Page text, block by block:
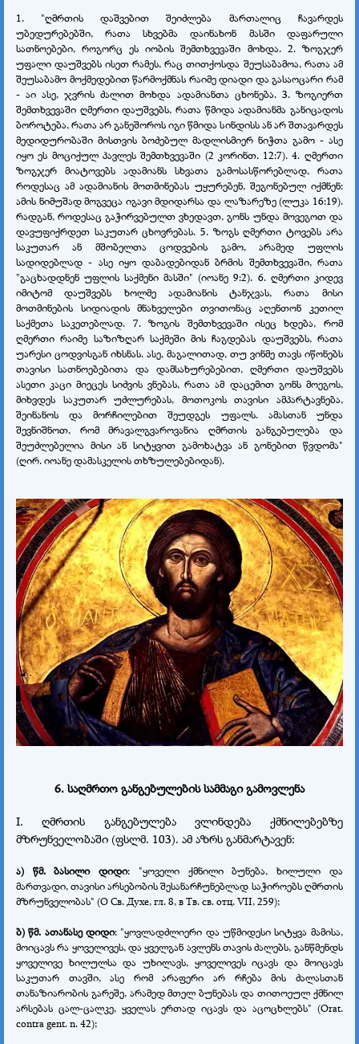
1. "ღმრთის დაშვებით შეიძლება მართალიც ჩავარდეს
უბედურებებში, რათა სხვებმა დაინახონ მასში დაფარული
სათნოებები, როგორც ეს იობის შემთხვევაში მოხდა. 2. ზოგჯერ
უფალი დაუშვებს ისეთ რამეს, რაც თითქოსდა შეუსაბამოა, რათა ამ
შეუსაბამო მოქმედებით წარმოქმნას რაიმე დიადი და გასაოცარი რამ
- აი ასე, ჯვრის ძალით მოხდა ადამიანთა ცხონება. 3. ზოგიერთ
შემთხვევაში ღმერთი დაუშვებს, რათა წმიდა ადამიანმა განიცადოს
ბოროტება, რათა არ განეშოროს იგი წმიდა სინდისს ან არ შთავარდეს
მედიდურობაში მისთვის ბოძებულ მადლისმიერ ნიჭთა გამო - ასე
იყო ეს მოციქულ პავლეს შემთხვევაში (2 კორინთ. 12:7). 4. ღმერთი
ზოგჯერ მიატოვებს ადამიანს სხვათა გამოსასწორებლად, რათა
როდესაც ამ ადამიანის მოთმინებას უყურებენ, შეგონებულ იქმნენ:
ამის ნიმუშად მოგვეცა იგავი მდიდარსა და ლაზარეზე (ლუკა 16:19).
რადგან, როდესაც გაჭირვებულთ ვხედავთ, გონს უნდა მოვეგოთ და
დავუფიქრდეთ საკუთარ ცხოვრებას. 5. ზოგს ღმერთი ტოვებს არა
საკუთარ ან მშობელთა ცოდვების გამო, არამედ უფლის
სადიდებლად - ასე იყო დაბადებიდან ბრმის შემთხვევაში, რათა
"გაცხადდნენ უფლის საქმენი მასში" (იოანე 9:2). 6. ღმერთი კიდევ
იმიტომ დაუშვებს ხოლმე ადამიანის ტანჯვას, რათა მისი
მოთმინების სიდიადის მნახველები თვითონაც აღენთონ კეთილ
საქმეთა საკეთებლად. 7. ზოგის შემთხვევაში ისეც ხდება, რომ
ღმერთი რაიმე საზიზღარ საქმეში მის ჩაგდებას დაუშვებს, რათა
უარესი ცოდვისგან იხსნას. ასე, მაგალითად, თუ ვინმე თავს იწონებს
თავისი სათნოებებითა და დამსახურებებით, ღმერთი დაუშვებს
ასეთი კაცი მიეცეს სიძვის ვნებას, რათა ამ დაცემით გონს მოეგოს,
მიხვდეს საკუთარ უძლურებას, მოთოკოს თავისი ამპარტავნება,
შეინანოს და მორჩილებით შეუდგეს უფალს. ამასთან უნდა
შევნიშნოთ, რომ მრავალგვაროვანია ღმრთის განგებულება და
შეუძლებელია მისი ან სიტყვით გამოხატვა ან გონებით წვდომა"
(ღირ. იოანე დამასკელის თხზულებებიდან).
6. საღმრთო განგებულების სამმაგი გამოვლენა
I. ღმრთის განგებულება ვლინდება ქმნილებებზე
მზრუნველობაში (ფსლმ. 103). ამ აზრს განმარტავენ:
ა) წმ. ბასილი დიდი: "ყოველი ქმნილი ბუნება, ხილული და
მართვადი, თავისი არსებობის შესანარჩუნებლად საჭიროებს ღმრთის
მზრუნველობას" (О Св. Духе, гл. 8, в Тв. св. отц. VII, 259);
ბ) წმ. ათანასე დიდი: "ყოვლადძლიერი და უწმიდესი სიტყვა მამისა,
მოიცავს რა ყოველივეს, და ყველგან ავლენს თავის ძალებს, განწმენდს
ყოველივე ხილულსა და უხილავს, ყოველივეს იცავს და მოიცავს
საკუთარ თავში, ასე რომ არაფერი არ რჩება მის ძალასთან
თანაზიარობის გარეშე, არამედ მთელ ბუნებას და თითოეულ ქმნილ
არსებას ცალ-ცალკე, ყველას ერთად იცავს და აცოცხლებს" (Оrat.
соntrа gеnt. n. 42);